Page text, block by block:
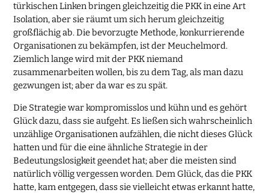
türkischen Linken bringen gleichzeitig die PKK in eine Art
Isolation, aber sie räumt um sich herum gleichzeitig
großflächig ab. Die bevorzugte Methode, konkurrierende
Organisationen zu bekämpfen, ist der Meuchelmord.
Ziemlich lange wird mit der PKK niemand
zusammenarbeiten wollen, bis zu dem Tag, als man dazu
gezwungen ist; aber da war es zu spät.
Die Strategie war kompromisslos und kühn und es gehört
Glück dazu, dass sie aufgeht. Es ließen sich wahrscheinlich
unzählige Organisationen aufzählen, die nicht dieses Glück
hatten und für die eine ähnliche Strategie in der
Bedeutungslosigkeit geendet hat; aber die meisten sind
natürlich völlig vergessen worden. Dem Glück, das die PKK
hatte, kam entgegen, dass sie vielleicht etwas erkannt hatte,